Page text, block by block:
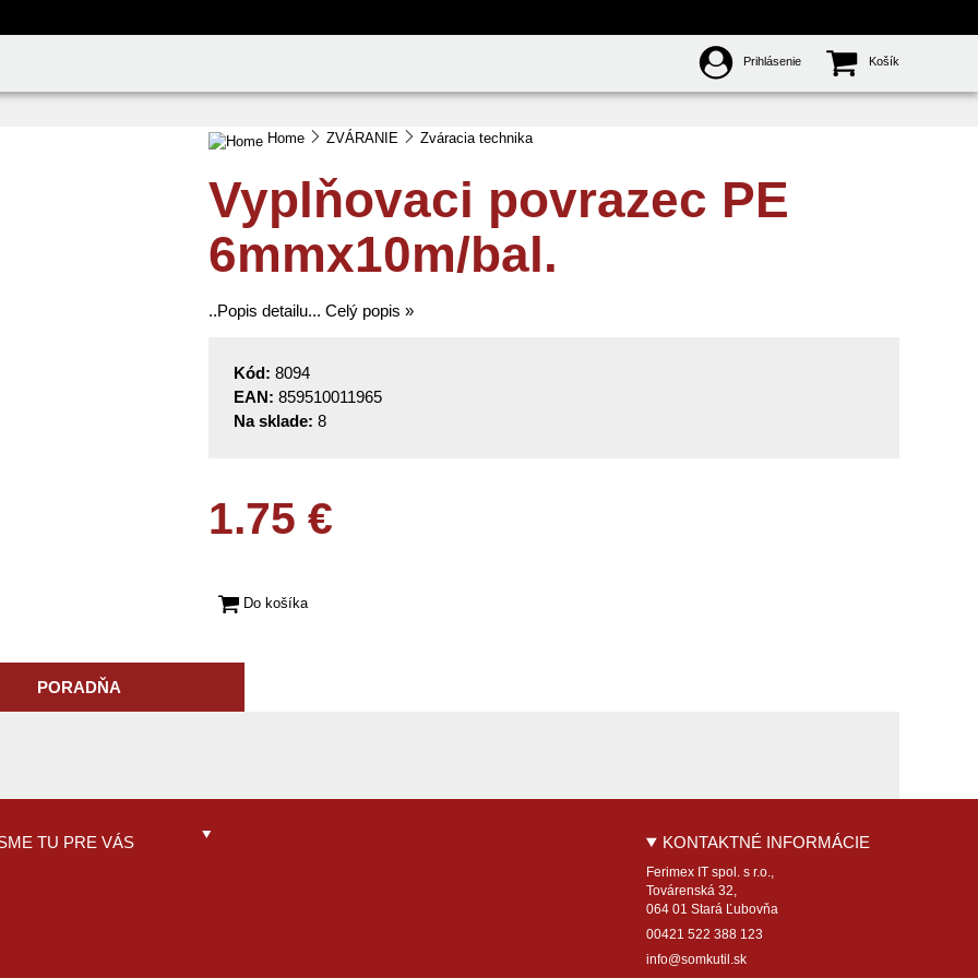
Prihlásenie Košík
Home ZVÁRANIE Zváracia technika
Vyplňovaci povrazec PE
6mmx10m/bal.
..Popis detailu...Celý popis »
Kód: 8094
EAN: 859510011965
Na sklade: 8
1.75 €
Do košíka
PORADŇA
TU PRE VÁS KONTAKTNÉ INFORMÁCIE
Ferimex IT spol. s r.o.,
Továrenská 32,
064 01 Stará Ľubovňa
00421 522 388 123
info@somkutil.sk